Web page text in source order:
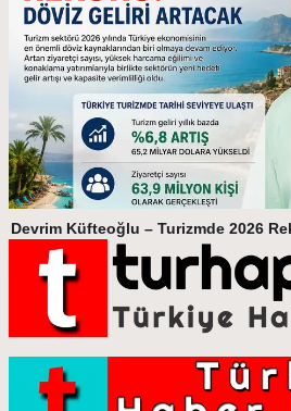
Devrim Küfteoğlu – Turizmde 2026